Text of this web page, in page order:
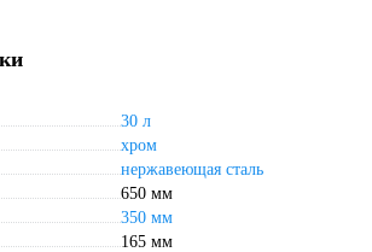
30 л
хром
нержавеющая сталь
650 мм
350 мм
165 мм